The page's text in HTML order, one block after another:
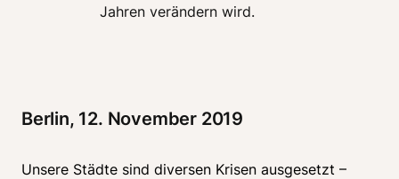
Jahren verändern wird.
Berlin, 12. November 2019
Unsere Städte sind diversen Krisen ausgesetzt –